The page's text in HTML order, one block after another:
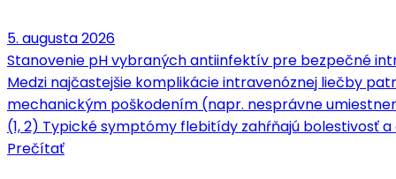
5. augusta 2026
Stanovenie pH vybraných antiinfektív pre bezpečné
Medzi najčastejšie komplikácie intravenóznej liečby
mechanickým poškodením (napr. nesprávne
(1, 2) Typické symptómy flebitídy zahŕňajú bolestivosť
Prečítať